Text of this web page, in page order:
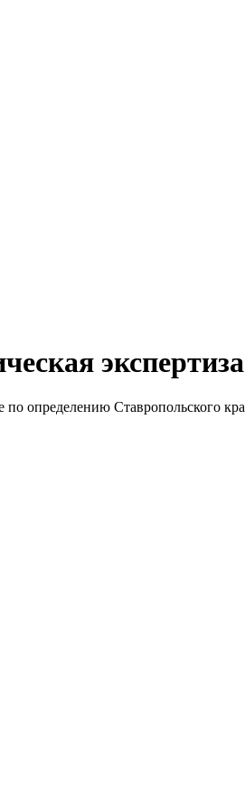
экспертиза
Ставропольского